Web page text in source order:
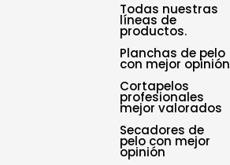
Todas nuestras
líneas de
productos.
Planchas de pelo
con mejor opinión
Cortapelos
profesionales
mejor valorados
Secadores de
pelo con mejor
opinión